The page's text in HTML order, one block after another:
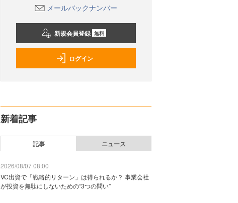
メールバックナンバー
新規会員登録 無料
ログイン
新着記事
記事 ニュース
2026/08/07 08:00
VC出資で「戦略的リターン」は得られるか？ 事業会社
が投資を無駄にしないための“3つの問い”